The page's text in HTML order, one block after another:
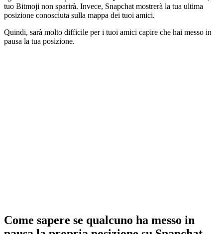
tuo Bitmoji non sparirà. Invece, Snapchat mostrerà la tua ultima
posizione conosciuta sulla mappa dei tuoi amici.
Quindi, sarà molto difficile per i tuoi amici capire che hai messo in
pausa la tua posizione.
Come sapere se qualcuno ha messo in